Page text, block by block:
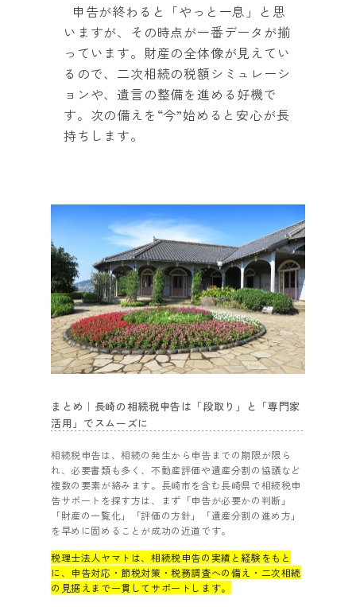
申告が終わると「やっと一息」と思
いますが、その時点が一番データが揃
っています。財産の全体像が見えてい
るので、二次相続の税額シミュレーシ
ョンや、遺言の整備を進める好機で
す。次の備えを“今”始めると安心が長
持ちします。
まとめ｜長崎の相続税申告は「段取り」と「専門家
活用」でスムーズに
相続税申告は、相続の発生から申告までの期限が限ら
れ、必要書類も多く、不動産評価や遺産分割の協議など
複数の要素が絡みます。長崎市を含む長崎県で相続税申
告サポートを探す方は、まず「申告が必要かの判断」
「財産の一覧化」「評価の方針」「遺産分割の進め方」
を早めに固めることが成功の近道です。
税理士法人ヤマトは、相続税申告の実績と経験をもと
に、申告対応・節税対策・税務調査への備え・二次相続
の見据えまで一貫してサポートします。